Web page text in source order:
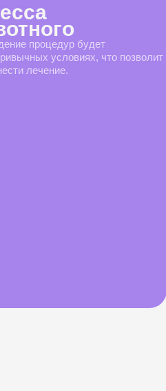
процедур будет
условиях, что позволит
лечение.